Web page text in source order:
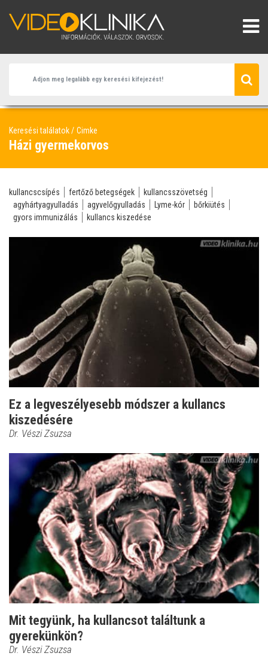
Keresési találatok Cimke
Házi gyermekorvos
kullancscsípés fertőző betegségek
kullancsszövetség
agyhártyagyulladás
agyvelőgyulladás Lyme-kór
bőrkiütés
gyors immunizálás
kullancs kiszedése
Ez a legveszélyesebb módszer a kullancs
kiszedésére
Dr. Vészi Zsuzsa
Mit tegyünk, ha kullancsot találtunk a
gyerekünkön?
Dr. Vészi Zsuzsa